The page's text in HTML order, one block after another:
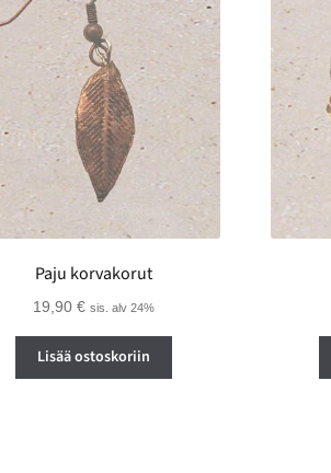
Paju korvakorut
19,90 € sis. alv 24%
Lisää ostoskoriin